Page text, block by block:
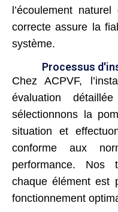
l’écoulement
correcte assure la
système.
Processus
Chez ACPVF,
évaluation
sélectionnons la
situation et
conforme aux
performance. Nos
chaque élément est
fonctionnement